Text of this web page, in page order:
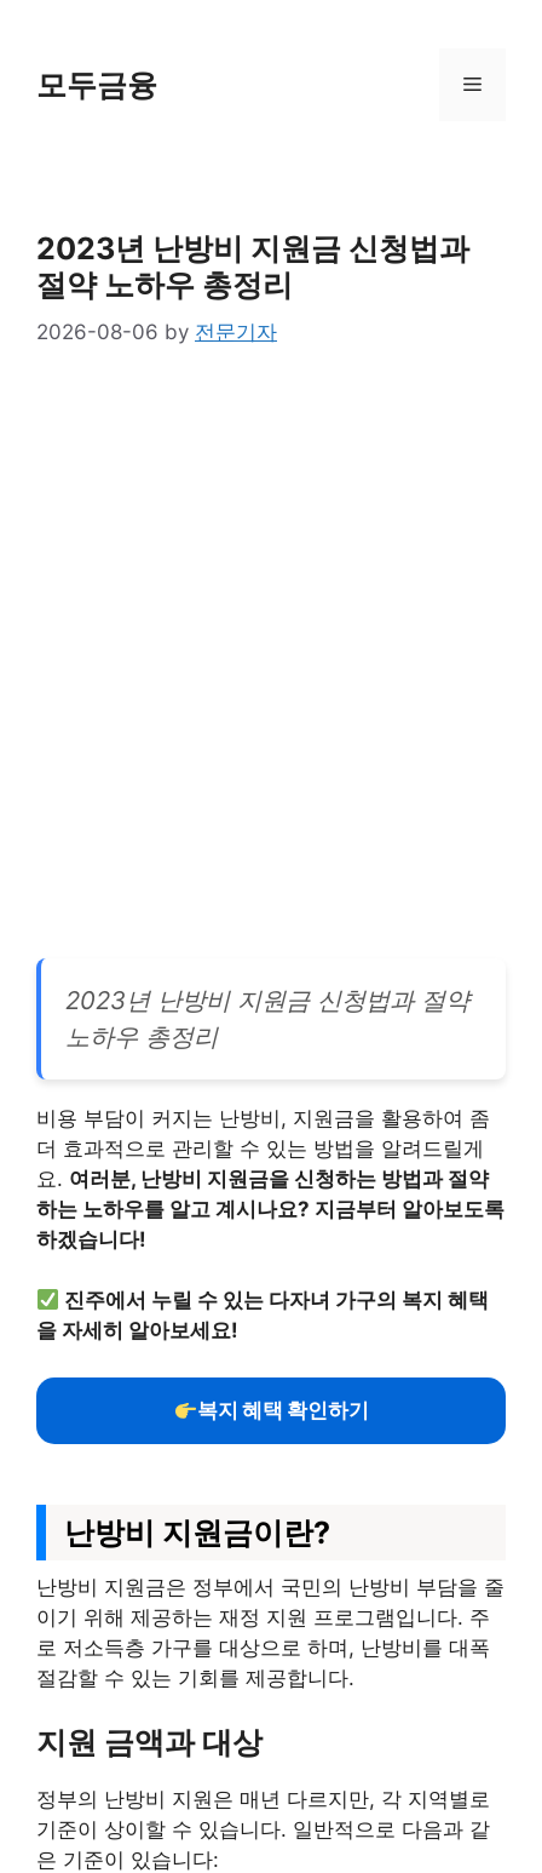
content모두금융 Menu
2023년 난방비 지원금 신청법과
절약 노하우 총정리
2026-08-06 by 전문기자
2023년 난방비 지원금 신청법과 절약
노하우 총정리
비용 부담이 커지는 난방비, 지원금을 활용하여 좀
더 효과적으로 관리할 수 있는 방법을 알려드릴게
요. 여러분, 난방비 지원금을 신청하는 방법과 절약
하는 노하우를 알고 계시나요? 지금부터 알아보도록
하겠습니다!
진주에서 누릴 수 있는 다자녀 가구의 복지 혜택
을 자세히 알아보세요!
복지 혜택 확인하기
난방비 지원금이란?
난방비 지원금은 정부에서 국민의 난방비 부담을 줄
이기 위해 제공하는 재정 지원 프로그램입니다. 주
로 저소득층 가구를 대상으로 하며, 난방비를 대폭
절감할 수 있는 기회를 제공합니다.
지원 금액과 대상
정부의 난방비 지원은 매년 다르지만, 각 지역별로
기준이 상이할 수 있습니다. 일반적으로 다음과 같
은 기준이 있습니다: